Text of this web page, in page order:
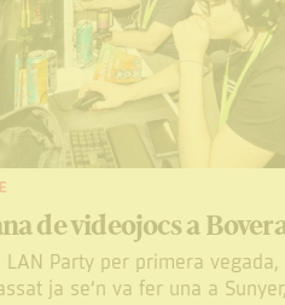
de videojocs a
LAN Party per primera
ja se’n va fer una a